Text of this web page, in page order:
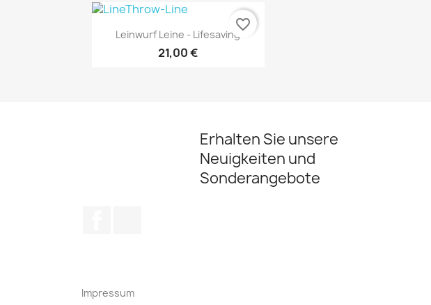
Vorschau
Leinwurf Leine - Lifesaving
21,00 €
favorite_border
Erhalten Sie unsere
Neuigkeiten und
Sonderangebote
Impressum